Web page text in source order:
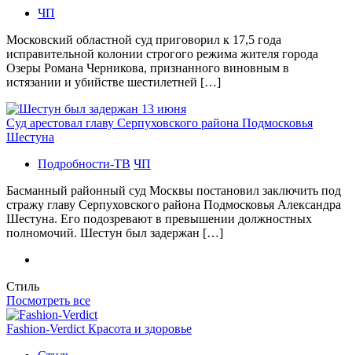
ЧП
Московский областной суд приговорил к 17,5 года
исправительной колонии строгого режима жителя города
Озеры Романа Черникова, признанного виновным в
истязании и убийстве шестилетней […]
Суд арестовал главу Серпуховского района Подмосковья
Шестуна
Подробности-ТВ ЧП
Басманный районный суд Москвы постановил заключить под
стражу главу Серпуховского района Подмосковья Александра
Шестуна. Его подозревают в превышении должностных
полномочий. Шестун был задержан […]
Стиль
Посмотреть все
Fashion-Verdict Красота и здоровье